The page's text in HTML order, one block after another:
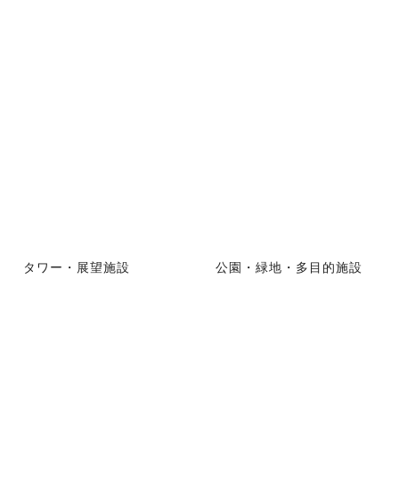
タワー・展望施設 公園・緑地・多目的施設